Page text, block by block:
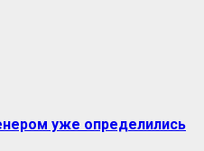
уже определились